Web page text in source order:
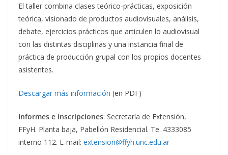
El taller combina clases teórico-prácticas, exposición
teórica, visionado de productos audiovisuales, análisis,
debate, ejercicios prácticos que articulen lo audiovisual
con las distintas disciplinas y una instancia final de
práctica de producción grupal con los propios docentes
asistentes.
Descargar más información (en PDF)
Informes e inscripciones: Secretaría de Extensión,
FFyH. Planta baja, Pabellón Residencial. Te. 4333085
interno 112. E-mail: extension@ffyh.unc.edu.ar